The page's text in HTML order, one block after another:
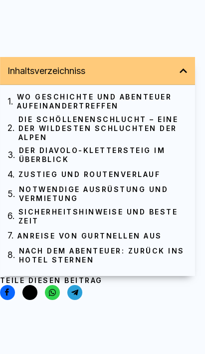
Inhaltsverzeichniss
WO GESCHICHTE UND ABENTEUER
AUFEINANDERTREFFEN
DIE SCHÖLLENENSCHLUCHT – EINE
DER WILDESTEN SCHLUCHTEN DER
ALPEN
DER DIAVOLO-KLETTERSTEIG IM
ÜBERBLICK
ZUSTIEG UND ROUTENVERLAUF
NOTWENDIGE AUSRÜSTUNG UND
VERMIETUNG
SICHERHEITSHINWEISE UND BESTE
ZEIT
ANREISE VON GURTNELLEN AUS
NACH DEM ABENTEUER: ZURÜCK INS
HOTEL STERNEN
TEILE DIESEN BEITRAG